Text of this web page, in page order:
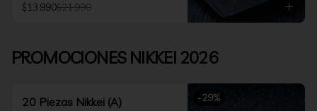
*10 cortes Maguro Acevichado Rolls /
acevichado
$13.990$21.990
PROMOCIONES NIKKEI 2026
-29%
20 Piezas Nikkei (A)